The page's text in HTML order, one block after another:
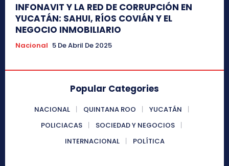
INFONAVIT Y LA RED DE CORRUPCIÓN EN
YUCATÁN: SAHUI, RÍOS COVIÁN Y EL
NEGOCIO INMOBILIARIO
Nacional 5 De Abril De 2025
Popular Categories
NACIONAL QUINTANA ROO
YUCATÁN
POLICIACAS
SOCIEDAD Y NEGOCIOS
INTERNACIONAL
POLÍTICA